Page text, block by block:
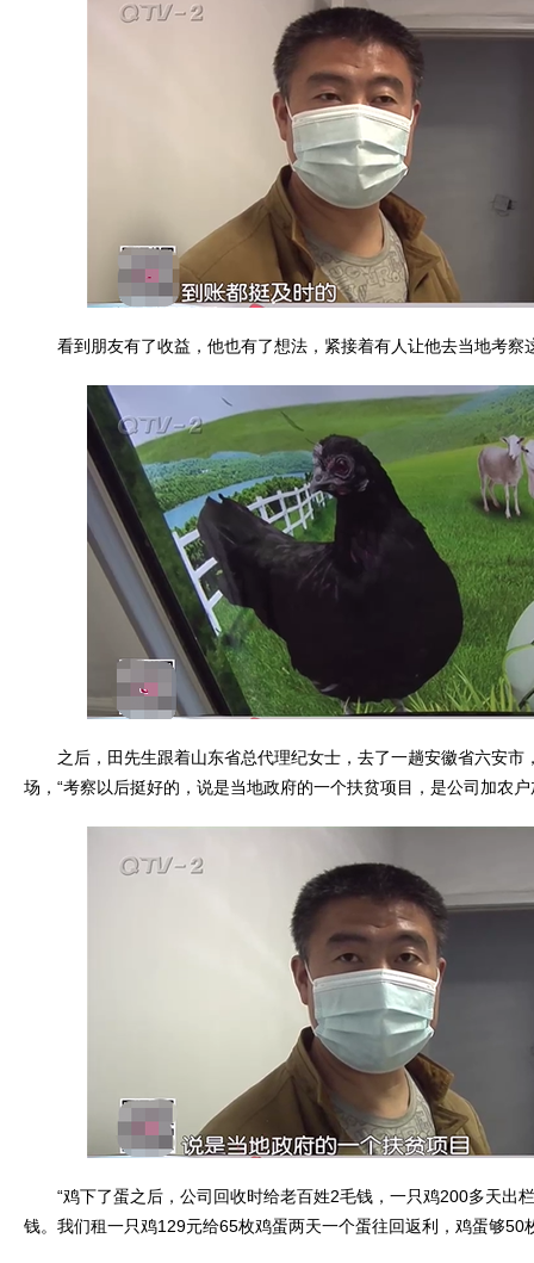
看到朋友有了收益，他也有了想法，紧接着有人让他去当地考察
之后，田先生跟着山东省总代理纪女士，去了一趟安徽省六安市
场，“考察以后挺好的，说是当地政府的一个扶贫项目，是公司加农
“鸡下了蛋之后，公司回收时给老百姓2毛钱，一只鸡200多天出
钱。我们租一只鸡129元给65枚鸡蛋两天一个蛋往回返利，鸡蛋够50